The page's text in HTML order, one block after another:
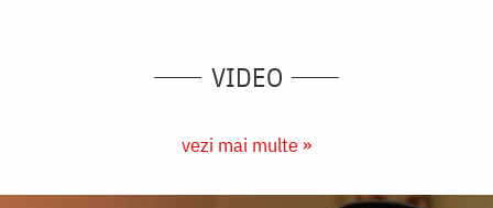
VIDEO
vezi mai multe »